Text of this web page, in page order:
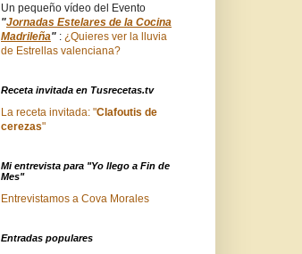
Un pequeño vídeo del Evento
"Jornadas Estelares de la Cocina
Madrileña" : ¿Quieres ver la lluvia
de Estrellas valenciana?
Receta invitada en Tusrecetas.tv
La receta invitada: "Clafoutis de
cerezas"
Mi entrevista para "Yo llego a Fin de
Mes"
Entrevistamos a Cova Morales
Entradas populares